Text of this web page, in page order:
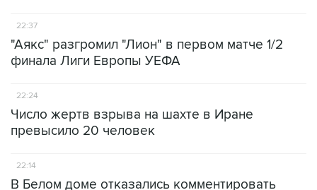
22:37
"Аякс" разгромил "Лион" в первом матче 1/2
финала Лиги Европы УЕФА
22:24
Число жертв взрыва на шахте в Иране
превысило 20 человек
22:14
В Белом доме отказались комментировать